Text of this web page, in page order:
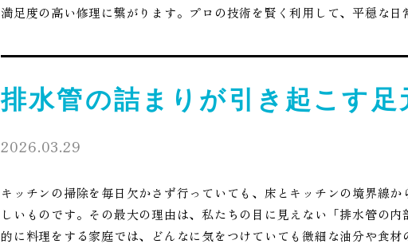
満足度の高い修理に繋がります。プロの技術を賢く利用して、平穏な日
排水管の詰まりが引き起こす
2026.03.29
キッチンの掃除を毎日欠かさず行っていても、床とキッチンの境界線
しいものです。その最大の理由は、私たちの目に見えない「排水管の
的に料理をする家庭では、どんなに気をつけていても微細な油分や食